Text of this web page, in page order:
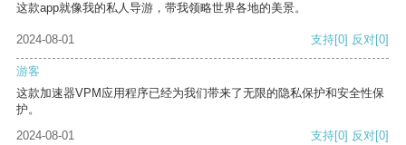
这款app就像我的私人导游，带我领略世界各地的美景。
2024-08-01 支持[0] 反对[0]
游客
这款加速器VPM应用程序已经为我们带来了无限的隐私保护和安全性保
护。
2024-08-01
支持[0] 反对[0]